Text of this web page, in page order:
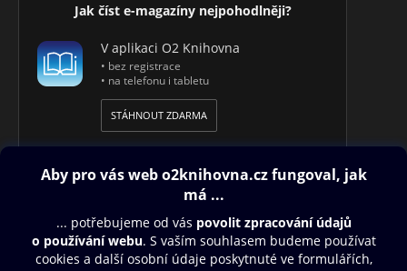
Jak číst e-magazíny nejpohodlněji?
V aplikaci O2 Knihovna
• bez registrace
• na telefonu i tabletu
STÁHNOUT ZDARMA
Obsah ke stažení
Moje O2 Knihovna